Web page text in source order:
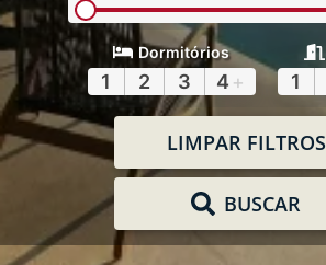
Dormitórios
1 2 3 4 + 1
LIMPAR FILTROS
BUSCAR